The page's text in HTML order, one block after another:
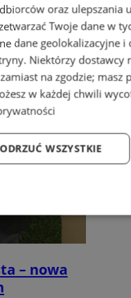
– nowa
oraz ulepszania
Twoje dane w
dane geolokalizacyjne
Niektórzy dostawcy
na zgodzie; masz
w każdej chwili
ODRZUĆ WSZYSTKIE
Targetowanie